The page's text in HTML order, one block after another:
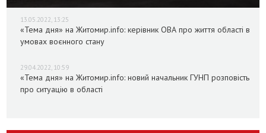
13.05.2022, 13:25
«Тема дня» на Житомир.info: керівник ОВА про життя області в
умовах воєнного стану
29.04.2022, 10:59
«Тема дня» на Житомир.info: новий начальник ГУНП розповість
про ситуацію в області